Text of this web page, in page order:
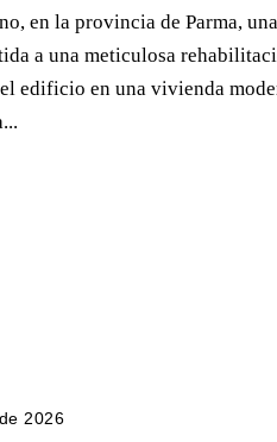
en la provincia de Parma,
a una meticulosa
edificio en una vivienda
2026